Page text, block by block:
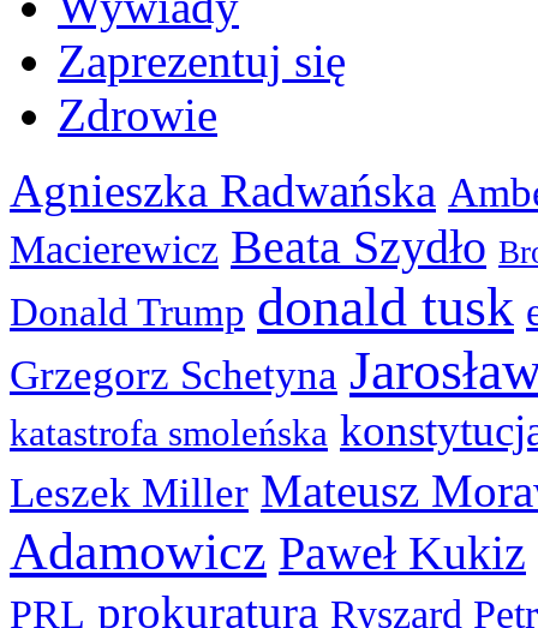
Zaprezentuj się
Zdrowie
Agnieszka Radwańska
Macierewicz Beata Szydło
Donald Trump donald tusk
Grzegorz Schetyna
katastrofa smoleńska
Leszek Miller Mateusz
Adamowicz Paweł Kukiz
PRL prokuratura Ryszard